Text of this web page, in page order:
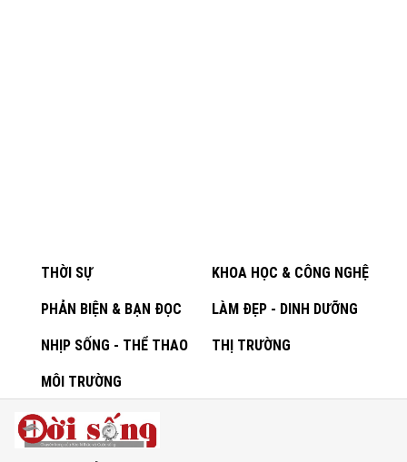
THỜI SỰ KHOA HỌC & CÔNG NGHỆ
PHẢN BIỆN & BẠN ĐỌC LÀM ĐẸP - DINH DƯỠNG
NHỊP SỐNG - THỂ THAO THỊ TRƯỜNG
MÔI TRƯỜNG